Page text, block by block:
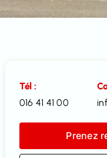
Tél :
016 41 41 00
Prenez